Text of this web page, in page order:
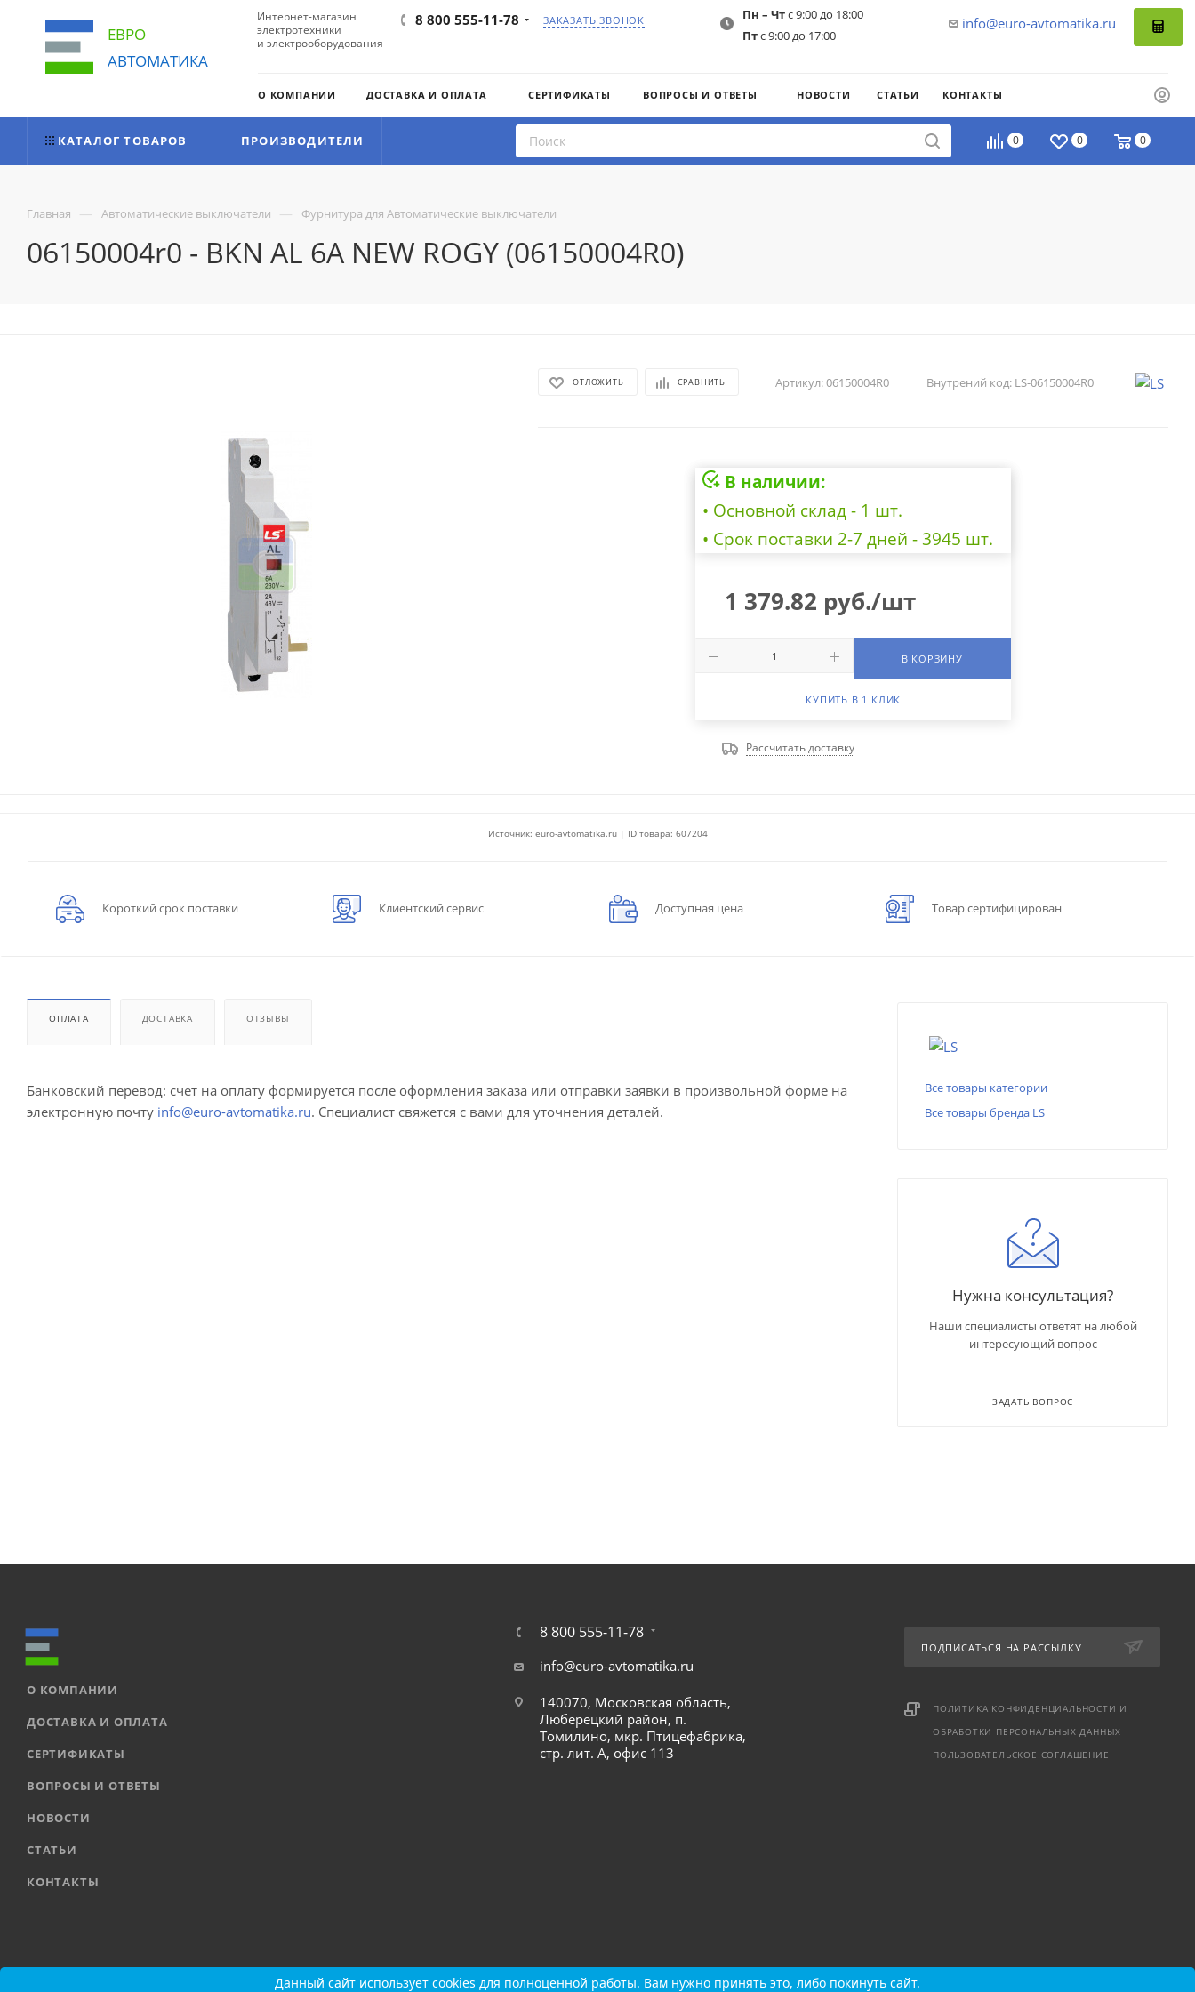
ЕВРО
АВТОМАТИКА
Интернет-магазин
электротехники
и электрооборудования
8 800 555-11-78 ЗАКАЗАТЬ ЗВОНОК info@euro-avtomatika.ru
Пн – Чтс 9:00 до 18:00
Птс 9:00 до 17:00
О КОМПАНИИ ДОСТАВКА И ОПЛАТА СЕРТИФИКАТЫ ВОПРОСЫ И ОТВЕТЫ НОВОСТИ СТАТЬИ КОНТАКТЫ
0 0 0
КАТАЛОГ ТОВАРОВ ПРОИЗВОДИТЕЛИ
Главная — Автоматические выключатели — Фурнитура для Автоматические выключатели
06150004r0 - BKN AL 6A NEW ROGY (06150004R0)
ОТЛОЖИТЬ СРАВНИТЬ Артикул:06150004R0 Внутрений код: LS-06150004R0
В наличии:
• Основной склад - 1 шт.
• Cрок поставки 2-7 дней - 3945 шт.
1 379.82 руб./шт
В КОРЗИНУ
КУПИТЬ В 1 КЛИК
Рассчитать доставку
Источник: euro-avtomatika.ru | ID товара: 607204
Короткий срок поставки Клиентский сервис Доступная цена Товар сертифицирован
ОПЛАТА ДОСТАВКА ОТЗЫВЫ
Банковский перевод: счет на оплату формируется после оформления заказа или отправки заявки в произвольной форме на
электронную почту info@euro-avtomatika.ru. Специалист свяжется с вами для уточнения деталей.
Все товары категории
Все товары бренда LS
Нужна консультация?
Наши специалисты ответят на любой
интересующий вопрос
ЗАДАТЬ ВОПРОС
О КОМПАНИИ
ДОСТАВКА И ОПЛАТА
СЕРТИФИКАТЫ
ВОПРОСЫ И ОТВЕТЫ
НОВОСТИ
СТАТЬИ
КОНТАКТЫ
8 800 555-11-78
info@euro-avtomatika.ru
140070, Московская область,
Люберецкий район, п.
Томилино, мкр. Птицефабрика,
стр. лит. А, офис 113
ПОДПИСАТЬСЯ НА РАССЫЛКУ
ПОЛИТИКА КОНФИДЕНЦИАЛЬНОСТИ И
ОБРАБОТКИ ПЕРСОНАЛЬНЫХ ДАННЫХ
ПОЛЬЗОВАТЕЛЬСКОЕ СОГЛАШЕНИЕ
Карта сайтаДанный сайт использует cookies для полноценной работы. Вам нужно принять это, либо покинуть сайт.